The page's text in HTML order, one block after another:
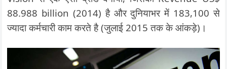
88.988 billion (2014) है और दुनियाभर में 183,100 से
ज्यादा कर्मचारी काम करते है (जुलाई 2015 तक के आंकड़े)।